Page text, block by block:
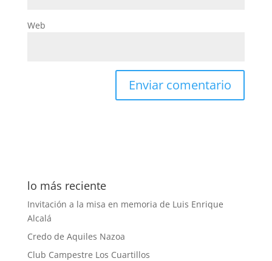
Web
lo más reciente
Invitación a la misa en memoria de Luis Enrique
Alcalá
Credo de Aquiles Nazoa
Club Campestre Los Cuartillos